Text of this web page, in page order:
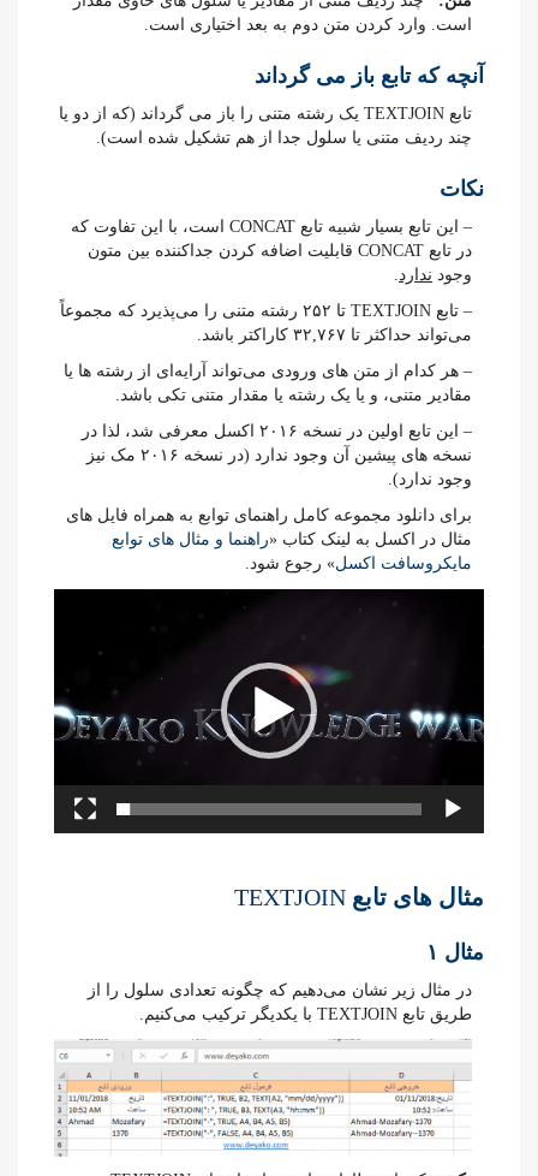
است. وارد کردن متن دوم به بعد اختیاری است.
آنچه که تابع باز می گرداند
تابع TEXTJOIN یک رشته متنی را باز می گرداند (که از دو یا
چند ردیف متنی یا سلول جدا از هم تشکیل شده است).
نکات
– این تابع بسیار شبیه تابع CONCAT است، با این تفاوت که
در تابع CONCAT قابلیت اضافه کردن جداکننده بین متون
وجود ندارد.
– تابع TEXTJOIN تا ۲۵۲ رشته متنی را می‌پذیرد که مجموعاً
می‌تواند حداکثر تا ۳۲,۷۶۷ کاراکتر باشد.
– هر کدام از متن های ورودی می‌تواند آرایه‌ای از رشته ها یا
مقادیر متنی، و یا یک رشته یا مقدار متنی تکی باشد.
– این تابع اولین در نسخه ۲۰۱۶ اکسل معرفی شد، لذا در
نسخه های پیشین آن وجود ندارد (در نسخه ۲۰۱۶ مک نیز
وجود ندارد).
برای دانلود مجموعه کامل راهنمای توابع به همراه فایل های
مثال در اکسل به لینک کتاب «راهنما و مثال های توابع
مایکروسافت اکسل» رجوع شود.
مثال های تابع TEXTJOIN
مثال ۱
در مثال زیر نشان می‌دهیم که چگونه تعدادی سلول را از
طریق تابع TEXTJOIN با یکدیگر ترکیب می‌کنیم.